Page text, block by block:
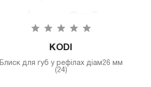
KODI
Блиск для губ у рефілах діам26 мм
(24)